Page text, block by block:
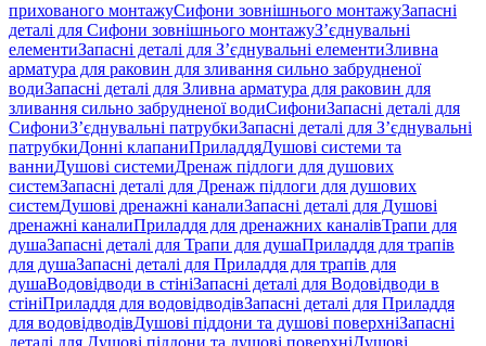
прихованого монтажуСифони зовнішнього монтажуЗапасні
деталі для Сифони зовнішнього монтажуЗ’єднувальні
елементиЗапасні деталі для З’єднувальні елементиЗливна
арматура для раковин для зливання сильно забрудненої
водиЗапасні деталі для Зливна арматура для раковин для
зливання сильно забрудненої водиСифониЗапасні деталі для
СифониЗ’єднувальні патрубкиЗапасні деталі для З’єднувальні
патрубкиДонні клапаниПриладдяДушові системи та
ванниДушові системиДренаж підлоги для душових
системЗапасні деталі для Дренаж підлоги для душових
системДушові дренажні каналиЗапасні деталі для Душові
дренажні каналиПриладдя для дренажних каналівТрапи для
душаЗапасні деталі для Трапи для душаПриладдя для трапів
для душаЗапасні деталі для Приладдя для трапів для
душаВодовідводи в стініЗапасні деталі для Водовідводи в
стініПриладдя для водовідводівЗапасні деталі для Приладдя
для водовідводівДушові піддони та душові поверхніЗапасні
деталі для Душові піддони та душові поверхніДушові